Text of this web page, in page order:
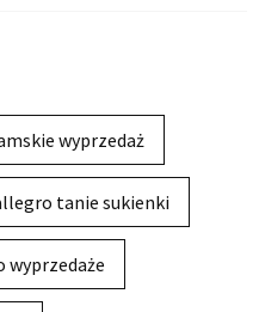
wyprzedaż
tanie sukienki
wyprzedaże